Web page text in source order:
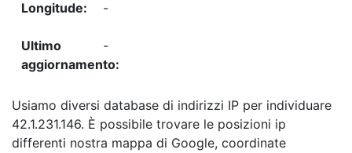
-
-
Usiamo diversi database di indirizzi IP per individuare
42.1.231.146. È possibile trovare le posizioni ip
differenti nostra mappa di Google, coordinate